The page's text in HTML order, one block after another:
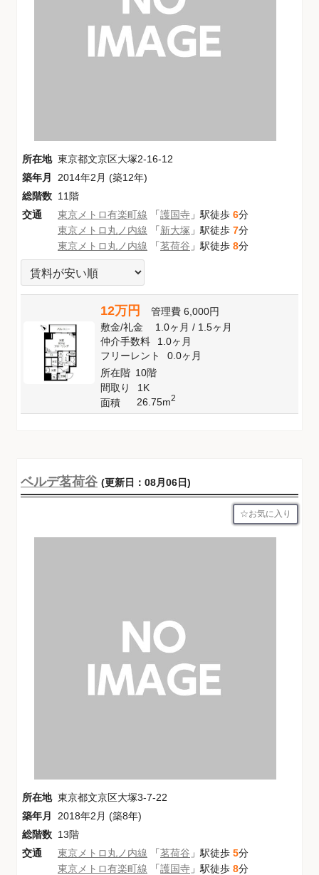
所在地 東京都文京区大塚2-16-12
築年月
2014年2月 (築12年)
総階数 11階
交通
東京メトロ有楽町線 「護国寺 」駅徒歩 6分
東京メトロ丸ノ内線 「新大塚 」駅徒歩 7分
東京メトロ丸ノ内線 「茗荷谷 」駅徒歩 8分
12万円 管理費 6,000円
敷金/礼金 1.0ヶ月/ 1.5ヶ月
仲介手数料
1.0ヶ月
フリーレント
0.0ヶ月
所在階 10階
間取り
1K
面積
26.75m2
ベルデ茗荷谷 (更新日：08月06日)
お気に入り
所在地 東京都文京区大塚3-7-22
築年月
2018年2月 (築8年)
総階数 13階
交通
東京メトロ丸ノ内線 「茗荷谷 」駅徒歩 5分
東京メトロ有楽町線 「護国寺 」駅徒歩 8分